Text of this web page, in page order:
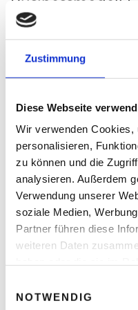
Zustimmung
Diese Webseite
Wir verwenden Cookies,
personalisieren,
zu können und die
analysieren. Außerdem
Verwendung unserer
soziale Medien,
Partner führen diese
weiteren Daten
NOTWENDIG
In der Zentrale
großteils auf
gefördert.
außerdem
geführt, damit
auf das
reduzieren. Bei
Getränke und
Produkten. Und